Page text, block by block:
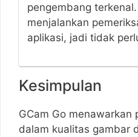
pengembang
menjalankan
aplikasi, jadi tidak
Kesimpulan
GCam Go menawarkan
dalam kualitas gambar